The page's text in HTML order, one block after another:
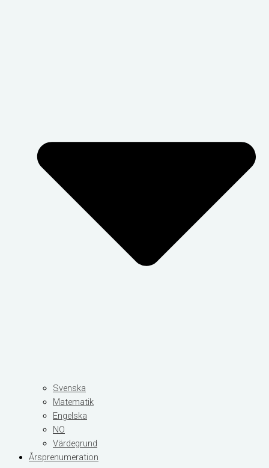
Svenska
Matematik
Engelska
NO
Värdegrund
Årsprenumeration